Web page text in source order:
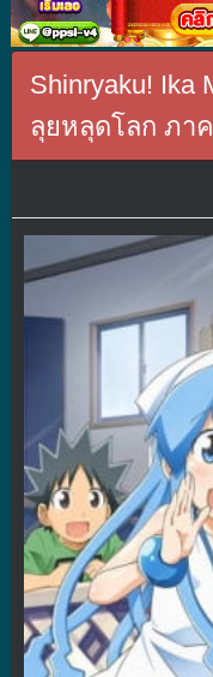
Shinryaku! Ika
ลุยหลุดโลก ภา